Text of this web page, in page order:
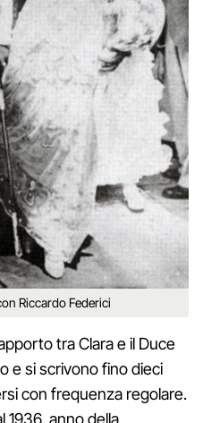
Riccardo Federici
tra Clara e il Duce
e si scrivono fino dieci
con frequenza regolare.